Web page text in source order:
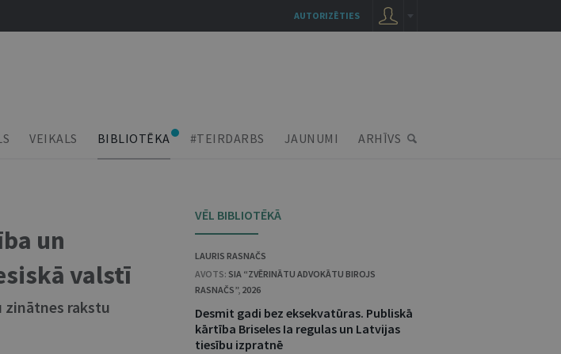
VEIKALS BIBLIOTĒKA #TEIRDARBS JAUNUMI ARHĪVS
un
valstī
zinātnes rakstu
VĒL BIBLIOTĒKĀ
LAURIS RASNAČS
AVOTS: SIA “ZVĒRINĀTU ADVOKĀTU BIROJS
RASNAČS”, 2026
Desmit gadi bez eksekvatūras. Publiskā
kārtība Briseles Ia regulas un Latvijas
tiesību izpratnē
AUTORIZĒTIES